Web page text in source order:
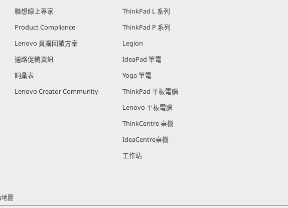
聯想線上專家
Product Compliance
Lenovo 員購回饋方案
通路促銷資訊
詞彙表
Lenovo Creator Community
ThinkPad L 系列
ThinkPad P 系列
Legion
IdeaPad 筆電
Yoga 筆電
ThinkPad 平板電腦
Lenovo 平板電腦
ThinkCentre 桌機
IdeaCentre桌機
工作站
圖